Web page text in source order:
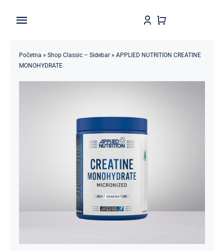
Toggle
Home
POPUSTI 5-50%
Početna » Shop Classic – Sidebar» APPLIED NUTRITION CREATINE
MONOHYDRATE